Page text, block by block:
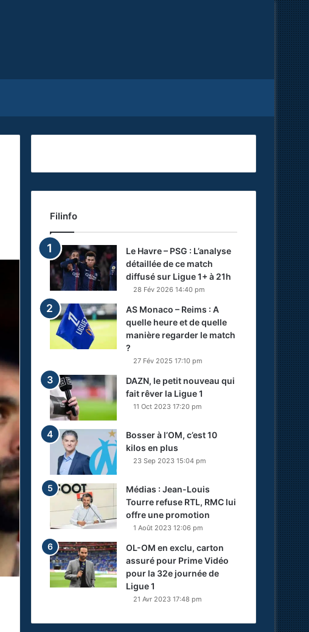
Filinfo
Le Havre – PSG : L’analyse
détaillée de ce match
diffusé sur Ligue 1+ à 21h
28 Fév 2026 14:40 pm
AS Monaco – Reims : A
quelle heure et de quelle
manière regarder le match
?
27 Fév 2025 17:10 pm
DAZN, le petit nouveau qui
fait rêver la Ligue 1
11 Oct 2023 17:20 pm
Bosser à l’OM, c’est 10
kilos en plus
23 Sep 2023 15:04 pm
Médias : Jean-Louis
Tourre refuse RTL, RMC lui
offre une promotion
1 Août 2023 12:06 pm
OL-OM en exclu, carton
assuré pour Prime Vidéo
pour la 32e journée de
Ligue 1
21 Avr 2023 17:48 pm